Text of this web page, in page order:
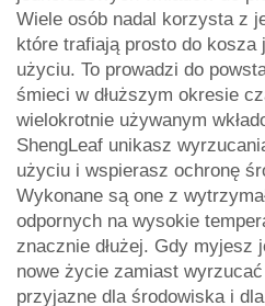
Wiele osób nadal korzysta z
które trafiają prosto do kosza
użyciu. To prowadzi do
śmieci w dłuższym okresie
wielokrotnie używanym
ShengLeaf unikasz
użyciu i wspierasz ochronę
Wykonane są one z
odpornych na wysokie
znacznie dłużej. Gdy myjesz
nowe życie zamiast
przyjazne dla środowiska i